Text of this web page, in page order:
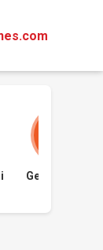
Genel Seçimi